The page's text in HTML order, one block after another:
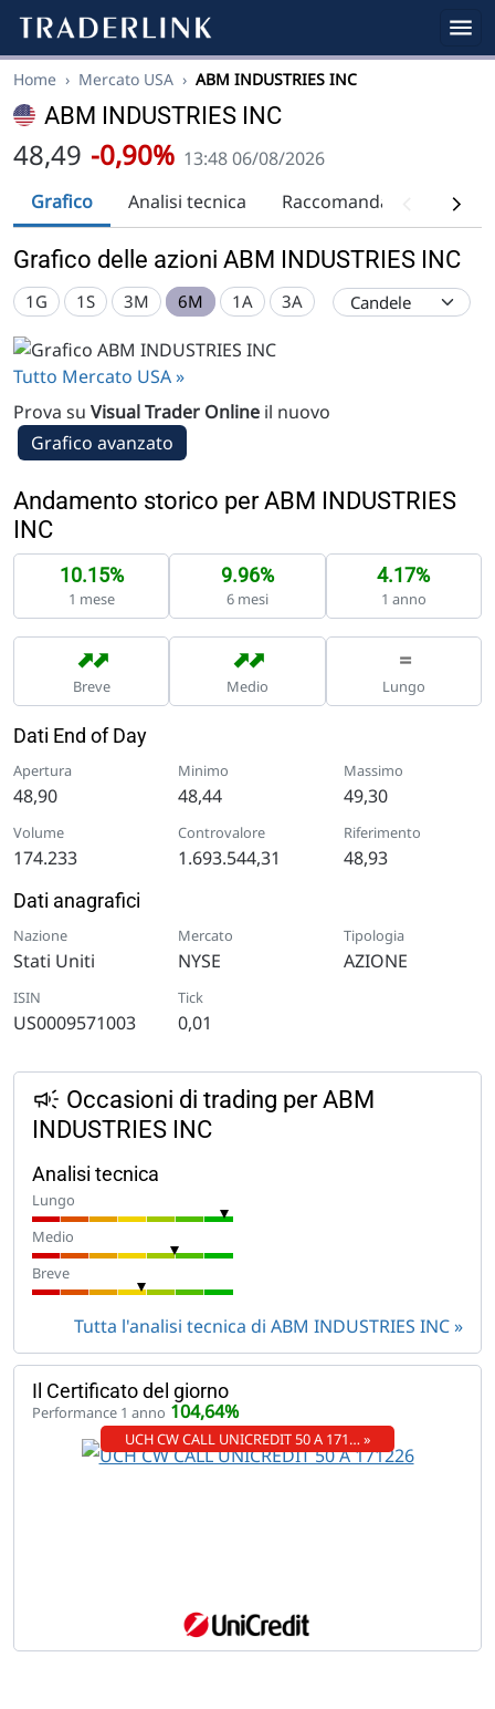
Home › Mercato USA › ABM INDUSTRIES INC
ABM INDUSTRIES INC
48,49 -0,90% 13:48 06/08/2026
Grafico
Analisi tecnica Raccomandazioni
Grafico delle azioni ABM INDUSTRIES INC
1G 1S 3M 6M 1A 3A
Tutto Mercato USA »
Prova su Visual Trader Online il nuovo
Grafico avanzato
Andamento storico per ABM INDUSTRIES
INC
10.15%
1 mese
9.96%
6 mesi
4.17%
1 anno
➡
➡
Breve
➡
➡
Medio
=
Lungo
Dati End of Day
Apertura
48,90
Minimo
48,44
Massimo
49,30
Volume
174.233
Controvalore
1.693.544,31
Riferimento
48,93
Dati anagrafici
Nazione
Stati Uniti
Mercato
NYSE
Tipologia
AZIONE
ISIN
US0009571003
Tick
0,01
Occasioni di trading per ABM
INDUSTRIES INC
Analisi tecnica
Lungo
Medio
Breve
Tutta l'analisi tecnica di ABM INDUSTRIES INC
Il Certificato del giorno
Performance 1 anno 104,64%
UCH CW CALL UNICREDIT 50 A 171… »